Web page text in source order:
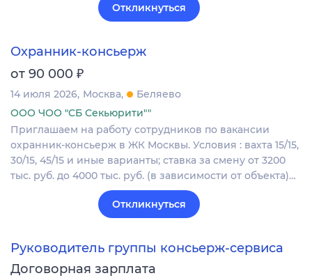
Откликнуться
Охранник-консьерж
от 90 000 ₽
14 июля 2026 Москва
Беляево
ООО ЧОО "СБ Секьюрити""
Приглашаем нa работу сотрудников по вакансии
охранник-консьерж в ЖК Москвы. Условия : вахта 15/15,
30/15, 45/15 и иные варианты; ставка зa смену от 3200
тыс. руб. дo 4000 тыс. pуб. (в зависимости от объекта)…
Откликнуться
Руководитель группы консьерж-сервиса
Договорная зарплата